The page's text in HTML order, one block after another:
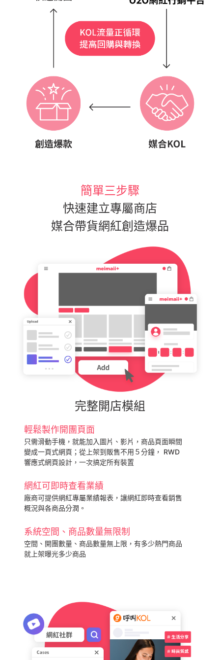
簡單三步驟
快速建立專屬商店
媒合帶貨網紅創造爆品
完整開店模組
輕鬆製作開團頁面
只需滑動手機，就能加入圖片、影片，商品頁面瞬間
變成一頁式網頁；從上架到販售不用５分鐘， RWD
響應式網頁設計，一次搞定所有裝置
網紅可即時查看業績
廠商可提供網紅專屬業績報表，讓網紅即時查看銷售
概況與各商品分潤。
系統空間、商品數量無限制
空間、開團數量、商品數量無上限，有多少熱門商品
就上架曝光多少商品